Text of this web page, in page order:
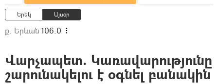
Երեկ Այսօր
ք. Երևան 106.0
Վարչապետ. Կառավարությունը
շարունակելու է օգնել բանակին